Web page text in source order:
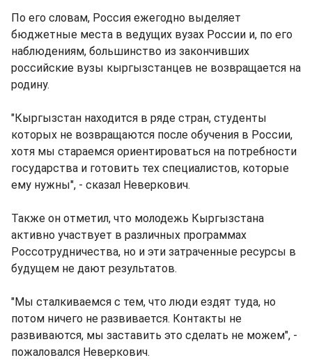
По его словам, Россия ежегодно выделяет
бюджетные места в ведущих вузах России и, по его
наблюдениям, большинство из закончивших
российские вузы кыргызстанцев не возвращается на
родину.
"Кыргызстан находится в ряде стран, студенты
которых не возвращаются после обучения в России,
хотя мы стараемся ориентироваться на потребности
государства и готовить тех специалистов, которые
ему нужны", - сказал Неверкович.
Также он отметил, что молодежь Кыргызстана
активно участвует в различных программах
Россотрудничества, но и эти затраченные ресурсы в
будущем не дают результатов.
"Мы сталкиваемся с тем, что люди ездят туда, но
потом ничего не развивается. Контакты не
развиваются, мы заставить это сделать не можем", -
пожаловался Неверкович.